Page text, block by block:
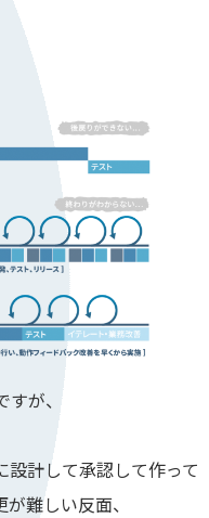
が、
計して承認して作って
難しい反面、